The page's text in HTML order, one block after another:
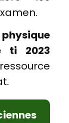
ti 2023